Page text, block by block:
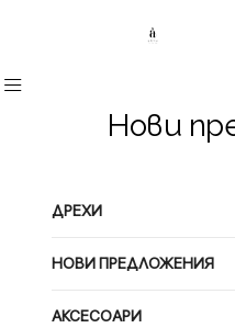
Нови
ДРЕХИ
НОВИ ПРЕДЛОЖЕНИЯ
АКСЕСОАРИ